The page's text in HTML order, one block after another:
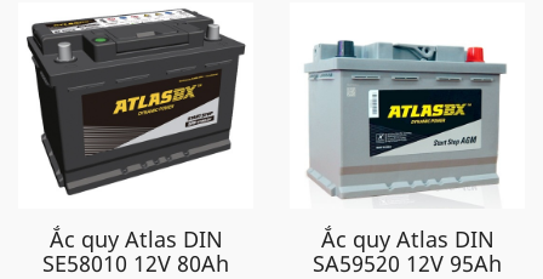
Bắc Ninh, Bắc Giang,... với tốc độ nhanh chóng, dịch
vụ chuyên nghiệp, thao tác thay chuẩn chỉ, cùng
chế độ chăm sóc khách hàng sau bán hàng tốt, chắc
chắn sẽ làm hài lòng quý khách.
Tất cả các xe của hãng Mercedes - Benz phân phối ở
thị trường Việt Nam, đều được trang bị ắc quy theo
xe là bình Varta AGM, bình cọc chìm ( cọc cao bằng
mặt bình ắc quy ). Atlas có những sản phẩm ắc quy
Ắc quy Atlas DIN
SE58010 12V 80Ah
Ắc quy Atlas DIN
SA59520 12V 95Ah